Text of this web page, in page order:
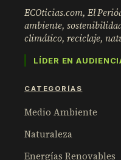
ECOticias.com, El
ambiente,
climático, reciclaje,
LÍDER EN
CATEGORÍAS
Medio Ambiente
Naturaleza
Energías Renovables